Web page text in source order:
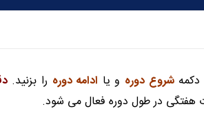
دکمهشروع دوره و یا ادامه دوره را بزنید.
هفتگی در طول دوره فعال می شود.